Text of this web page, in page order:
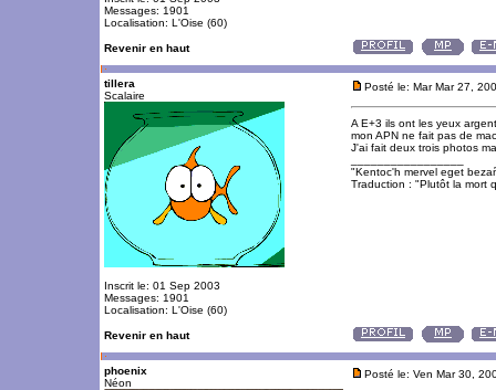
Messages: 1901
Localisation: L'Oise (60)
Revenir en haut
tillera
Scalaire
Inscrit le: 01 Sep 2003
Messages: 1901
Localisation: L'Oise (60)
Posté le: Mar Mar 27,
A E+3 ils ont les yeux
mon APN ne fait pas de
J'ai fait deux trois photos
"Kentoc'h mervel eget
Traduction : "Plutôt la mort
Revenir en haut
phoenix
Néon
Posté le: Ven Mar 30,